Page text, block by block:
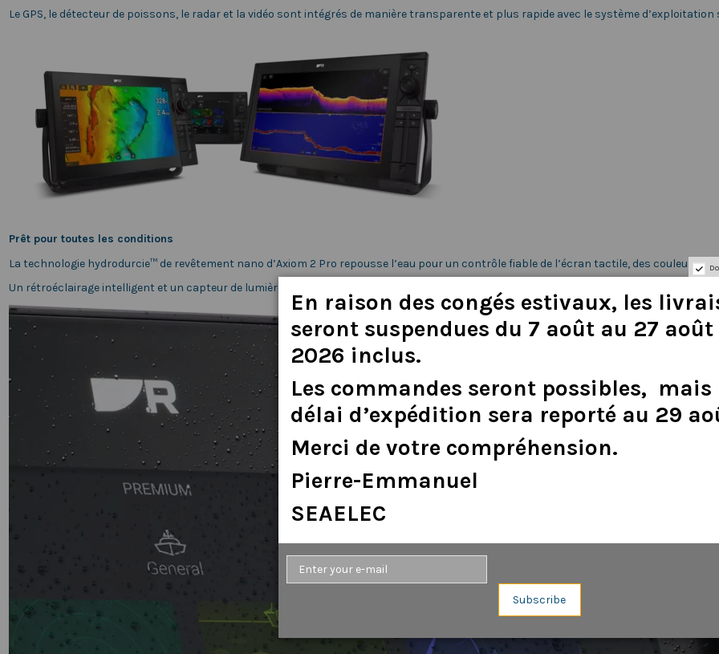
Le GPS, le détecteur de poissons, le radar et la vidéo sont intégrés de manière transparente et plus rapide avec le système
Prêt pour toutes les conditions
La technologie hydrodurcie™ de revêtement nano d’Axiom 2 Pro repousse l’eau pour un contrôle fiable de l’écran tactile, des couleurs
Un rétroéclairage intelligent et un capteur de lumière ambiante ajustent automatiquement la luminosité de l’écran pour les conditions
En raison des congés estivaux, les
seront suspendues du 7 août au 27 août
2026 inclus.
Les commandes seront possibles, mais
délai d’expédition sera reporté au 29
Merci de votre compréhension.
Pierre-Emmanuel
SEAELEC
Subscribe